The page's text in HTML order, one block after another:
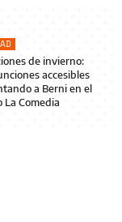
de invierno:
accesibles
a Berni en el
La Comedia